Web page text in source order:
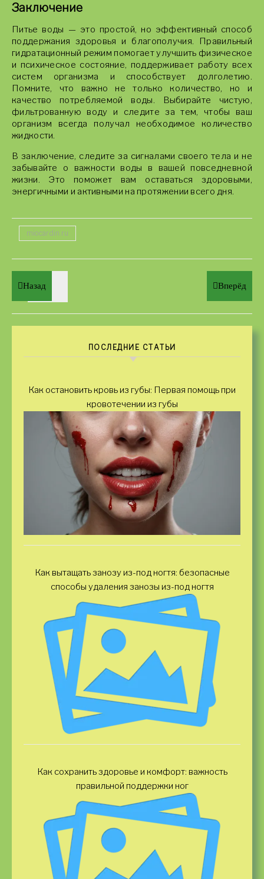
Заключение
Питье воды — это простой, но эффективный способ
поддержания здоровья и благополучия. Правильный
гидратационный режим помогает улучшить физическое
и психическое состояние, поддерживает работу всех
систем организма и способствует долголетию.
Помните, что важно не только количество, но и
качество потребляемой воды. Выбирайте чистую,
фильтрованную воду и следите за тем, чтобы ваш
организм всегда получал необходимое количество
жидкости.
В заключение, следите за сигналами своего тела и не
забывайте о важности воды в вашей повседневной
жизни. Это поможет вам оставаться здоровыми,
энергичными и активными на протяжении всего дня.
miocardin.ru
Назад Вперёд
ПОСЛЕДНИЕ СТАТЬИ
Как остановить кровь из губы: Первая помощь при
кровотечении из губы
Как вытащать занозу из-под ногтя: безопасные
способы удаления занозы из-под ногтя
Как сохранить здоровье и комфорт: важность
правильной поддержки ног